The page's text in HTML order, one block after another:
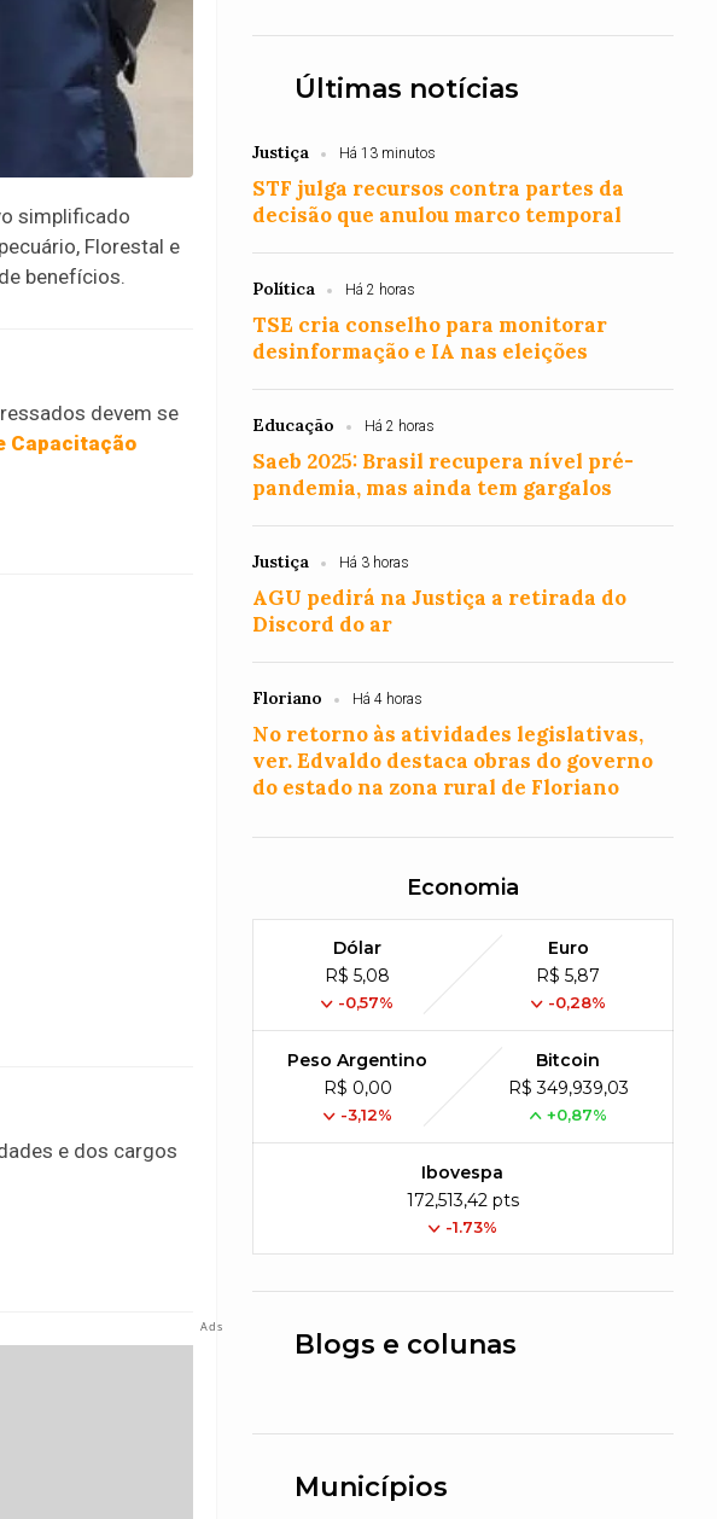
simplificado
Florestal e
benefícios.
devem se
Capacitação
e dos cargos
Ads
Últimas notícias
Justiça Há 13 minutos
STF julga recursos contra partes da
decisão que anulou marco temporal
Política Há 2 horas
TSE cria conselho para monitorar
desinformação e IA nas eleições
Educação Há 2 horas
Saeb 2025: Brasil recupera nível pré-
pandemia, mas ainda tem gargalos
Justiça Há 3 horas
AGU pedirá na Justiça a retirada do
Discord do ar
Floriano Há 4 horas
No retorno às atividades legislativas,
ver. Edvaldo destaca obras do governo
do estado na zona rural de Floriano
Economia
Dólar
R$ 5,08
-0,57%
Euro
R$ 5,87
-0,28%
Peso Argentino
R$ 0,00
-3,12%
Bitcoin
R$ 349,939,03
+0,87%
Ibovespa
172,513,42 pts
-1.73%
Blogs e colunas
Municípios